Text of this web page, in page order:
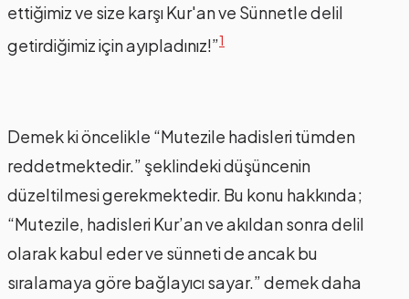
ettiğimiz ve size karşı Kur'an ve Sünnetle delil
getirdiğimiz için ayıpladınız!”1
Demek ki öncelikle “Mutezile hadisleri tümden
reddetmektedir.” şeklindeki düşüncenin
düzeltilmesi gerekmektedir. Bu konu hakkında;
“Mutezile, hadisleri Kur’an ve akıldan sonra delil
olarak kabul eder ve sünneti de ancak bu
sıralamaya göre bağlayıcı sayar.” demek daha